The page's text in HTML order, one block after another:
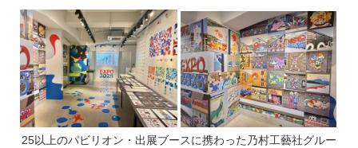
25以上のパビリオン・出展ブースに携わった乃村工藝社グルー